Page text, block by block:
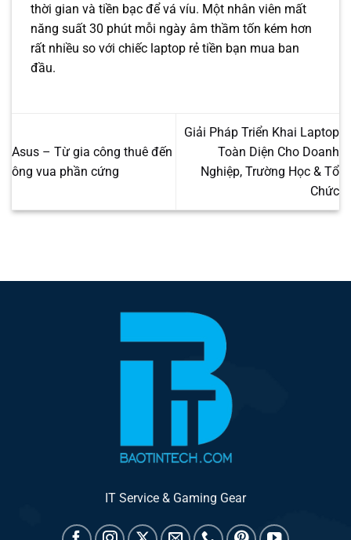
thời gian và tiền bạc để vá víu. Một nhân viên mất
năng suất 30 phút mỗi ngày âm thầm tốn kém hơn
rất nhiều so với chiếc laptop rẻ tiền bạn mua ban
đầu.
Asus – Từ gia công thuê đến
ông vua phần cứng
Giải Pháp Triển Khai Laptop
Toàn Diện Cho Doanh
Nghiệp, Trường Học & Tổ
Chức
IT Service & Gaming Gear